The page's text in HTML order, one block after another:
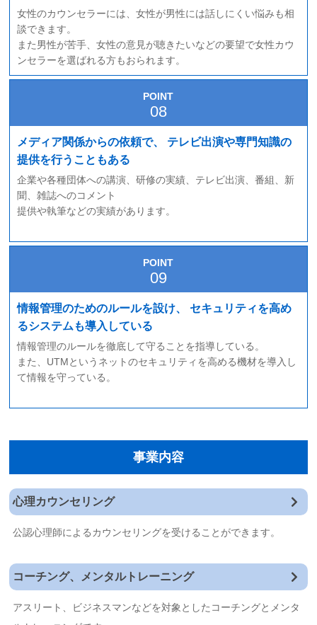
女性のカウンセラーには、女性が男性には話しにくい悩みも相
談できます。
また男性が苦手、女性の意見が聴きたいなどの要望で女性カウ
ンセラーを選ばれる方もおられます。
POINT
メディア関係からの依頼で、
テレビ出演や専門知識の
提供を行うこともある
企業や各種団体への講演、研修の実績、テレビ出演、番組、新
聞、雑誌へのコメント
提供や執筆などの実績があります。
POINT
情報管理のためのルールを設け、
セキュリティを高め
るシステムも導入している
情報管理のルールを徹底して守ることを指導している。
また、UTMというネットのセキュリティを高める機材を導入し
て情報を守っている。
事業内容
心理カウンセリング
公認心理師によるカウンセリングを受けることができます。
コーチング、メンタルトレーニング
アスリート、ビジネスマンなどを対象としたコーチングとメンタ